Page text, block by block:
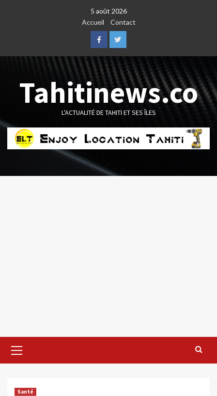
5 août 2026
Accueil
Contact
FacebookTwitter
Tahitinews.co
L'ACTUALITÉ DE TAHITI ET SES ÎLES
Menu
Santé